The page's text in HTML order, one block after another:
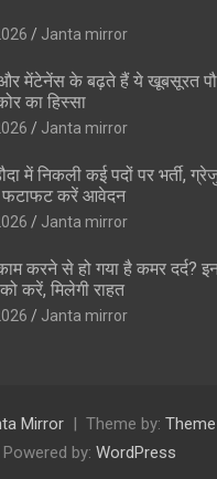
Janta mirror
और मेंटेनेंस के बढ़ते हैं ये खूबसूरत
का हिस्‍सा
Janta mirror
में निकली कई पदों पर भर्ती,
फटाफट करें आवेदन
Janta mirror
करने से हो गया है कमर दर्द?
करें, मिलेगी राहत
Janta mirror
Mirror Theme by:
by: WordPress